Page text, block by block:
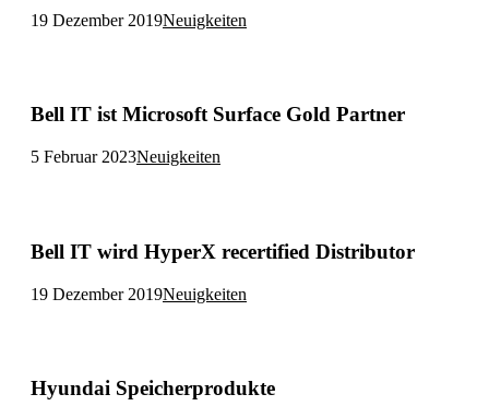
19 Dezember 2019Neuigkeiten
Bell IT ist Microsoft Surface Gold Partner
5 Februar 2023Neuigkeiten
Bell IT wird HyperX recertified Distributor
19 Dezember 2019Neuigkeiten
Hyundai Speicherprodukte